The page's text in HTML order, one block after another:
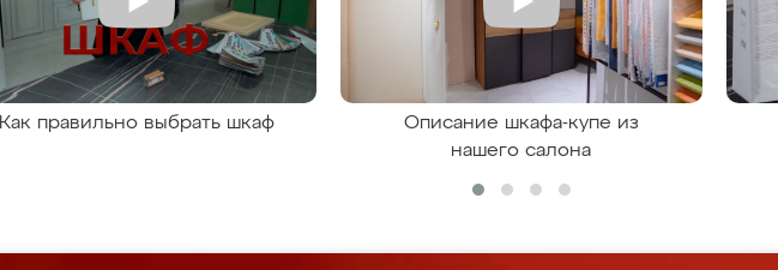
Как правильно выбрать шкаф
Описание шкафа-купе из
нашего салона